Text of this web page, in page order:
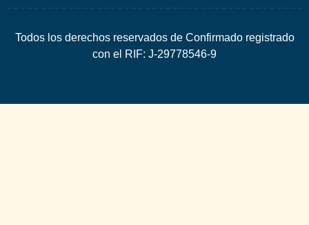
Todos los derechos reservados de Confirmado registrado
con el RIF: J-29778546-9